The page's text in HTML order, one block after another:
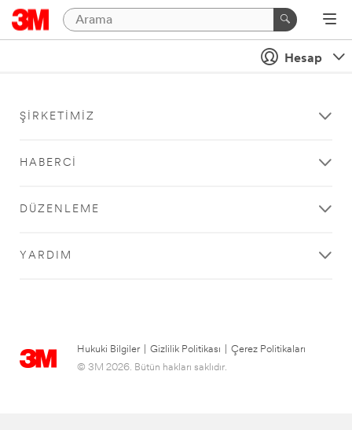
Hesap
ŞIRKETIMIZ
HABERCI
DÜZENLEME
YARDIM
Hukuki Bilgiler Gizlilik Politikası
Çerez Politikaları
© 3M 2026. Bütün hakları saklıdır.